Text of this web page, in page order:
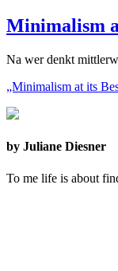
Minimalism
Na wer denkt
„Minimalism at its
by Juliane Diesner
To me life is about